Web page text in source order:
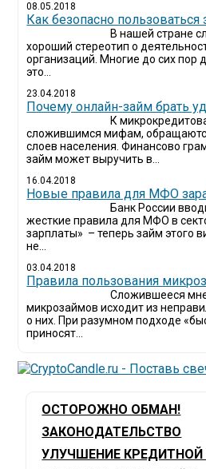
08.05.2018
Как безопасно
В нашей стране
хороший стереотип о
организаций. Многие до сих
это...
23.04.2018
Почему онлайн-займ брать
К
сложившимся мифам,
слоев населения. Финансово
займ может выручить в...
16.04.2018
Новые правила для МФО
Банк России
жесткие правила для МФО в
зарплаты» – теперь займ этого
не...
03.04.2018
​Правила пользования
Сложившееся
микрозаймов исходит из
о них. При разумном подходе
приносят...
ОСТОРОЖНО ОБМАН!
ЗАКОНОДАТЕЛЬСТВО
УЛУЧШЕНИЕ